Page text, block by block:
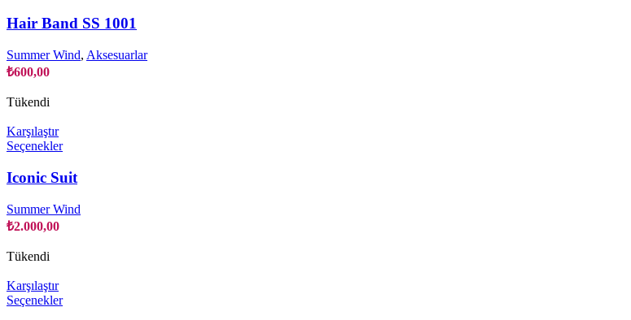
Hair Band SS 1001
Summer Wind, Aksesuarlar
₺600,00
Tükendi
Karşılaştır
SeçeneklerBu
birden
fazla
varyasyonu
var.
Iconic Suit
Summer Wind
₺2.000,00
Tükendi
Karşılaştır
SeçeneklerBu